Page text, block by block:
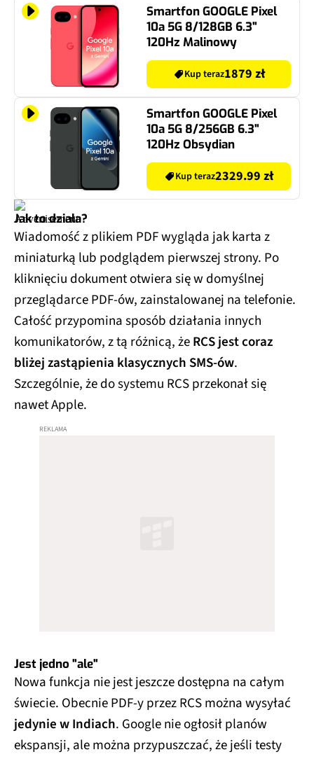
Smartfon GOOGLE Pixel
10a 5G 8/128GB 6.3"
120Hz Malinowy
Kup teraz1879 zł
Smartfon GOOGLE Pixel
10a 5G 8/256GB 6.3"
120Hz Obsydian
Kup teraz2329.99 zł
Jak to działa?
Wiadomość z plikiem PDF wygląda jak karta z
miniaturką lub podglądem pierwszej strony. Po
kliknięciu dokument otwiera się w domyślnej
przeglądarce PDF-ów, zainstalowanej na telefonie.
Całość przypomina sposób działania innych
komunikatorów, z tą różnicą, żeRCS jest coraz
bliżej zastąpienia klasycznych SMS-ów.
Szczególnie, że do systemu RCS przekonał się
nawet Apple.
Jest jedno "ale"
Nowa funkcja nie jest jeszcze dostępna na całym
świecie. Obecnie PDF-y przez RCS można wysyłać
jedynie w Indiach. Google nie ogłosił planów
ekspansji, ale można przypuszczać, że jeśli testy